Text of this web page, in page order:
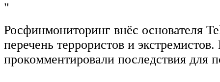
"
Росфинмониторинг внёс основателя
перечень террористов и
прокомментировали последствия для